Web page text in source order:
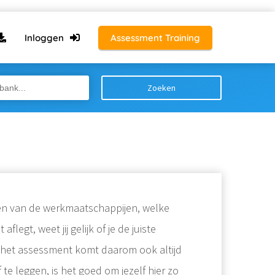
Inloggen Assessment Training
Zoeken
van de werkmaatschappijen, welke
weet jij gelijk of je de juiste
assessment komt daarom ook altijd
leggen, is het goed om jezelf hier zo